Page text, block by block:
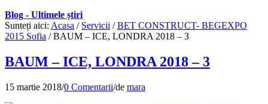
Blog - Ultimele știri
Sunteți aici: Acasa / Servicii / BET CONSTRUCT- BEGEXPO
2015 Sofia / BAUM – ICE, LONDRA 2018 – 3
BAUM – ICE, LONDRA 2018 – 3
15 martie 2018/0 Comentarii/de mara